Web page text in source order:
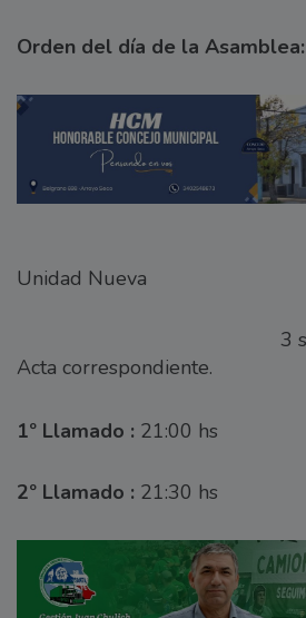
Orden del día de la Asamblea:
Compra –
Unidad Nueva
3 socios
Acta correspondiente.
1º Llamado : 21:00 hs
2º Llamado : 21:30 hs